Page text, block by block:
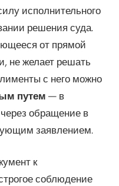
исполнительного
решения суда.
от прямой
не желает решать
с него можно
путем — в
обращение в
заявлением.
к
соблюдение